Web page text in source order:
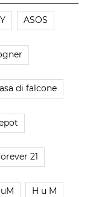
ASOS
di falcone
21
H u M